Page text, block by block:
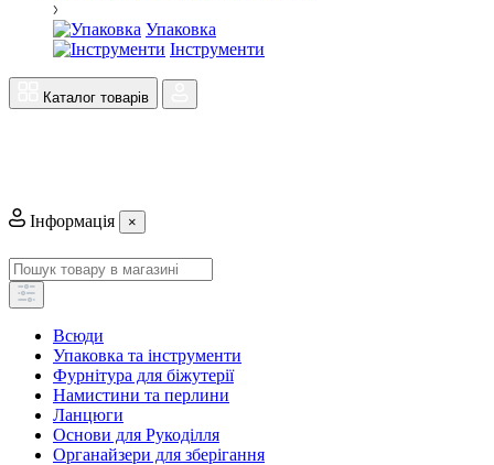
Упаковка
Інструменти
Каталог товарів
Інформація ×
Всюди
Упаковка та інструменти
Фурнітура для біжутерії
Намистини та перлини
Ланцюги
Основи для Рукоділля
Органайзери для зберігання